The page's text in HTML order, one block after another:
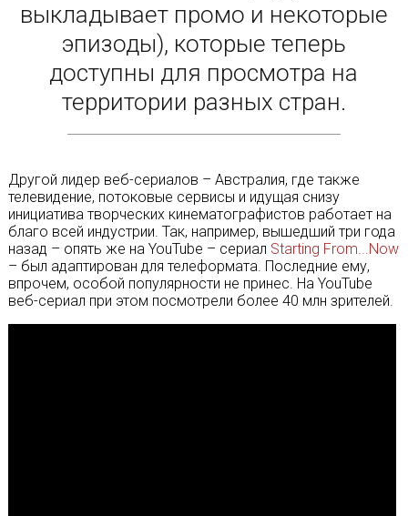
выкладывает промо и некоторые
эпизоды), которые теперь
доступны для просмотра на
территории разных стран.
Другой лидер веб-сериалов – Австралия, где также
телевидение, потоковые сервисы и идущая снизу
инициатива творческих кинематографистов работает на
благо всей индустрии. Так, например, вышедший три года
назад – опять же на YouTube – сериал Starting From...Now
– был адаптирован для телеформата. Последние ему,
впрочем, особой популярности не принес. На YouTube
веб-сериал при этом посмотрели более 40 млн зрителей.